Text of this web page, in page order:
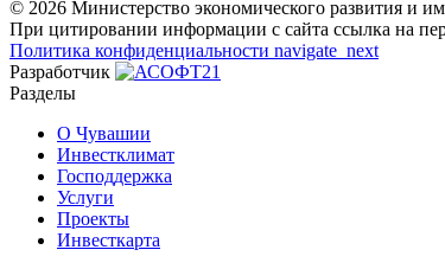
© 2026 Министерство экономического развития и
При цитировании информации с сайта ссылка на
Политика конфиденциальности navigate_next
Разработчик
Разделы
О Чувашии
Инвестклимат
Господдержка
Услуги
Проекты
Инвесткарта